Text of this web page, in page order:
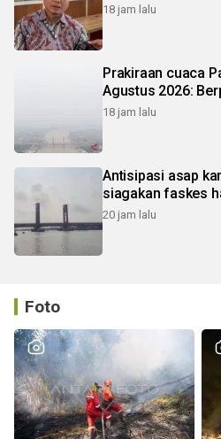
18 jam lalu
Prakiraan cuaca
Agustus 2026:
18 jam lalu
Antisipasi asap
siagakan faskes
20 jam lalu
Foto